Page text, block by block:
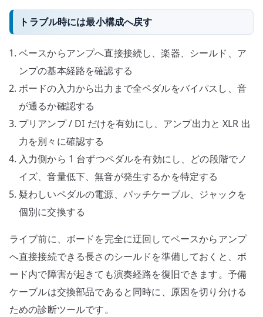
トラブル時には最小構成へ戻す
ベースからアンプへ直接接続し、楽器、シールド、ア
ンプの基本経路を確認する
ボードの入力から出力まで全ペダルをバイパスし、音
が通るか確認する
プリアンプ / DI だけを有効にし、アンプ出力と XLR 出
力を別々に確認する
入力側から 1 台ずつペダルを有効にし、どの段階でノ
イズ、音量低下、無音が発生するかを特定する
疑わしいペダルの電源、パッチケーブル、ジャックを
個別に交換する
ライブ前に、ボードを完全に迂回してベースからアンプ
へ直接接続できる長さのシールドを準備しておくと、ボ
ード内で障害が起きても演奏経路を復旧できます。予備
ケーブルは交換部品であると同時に、原因を切り分ける
ための診断ツールです。